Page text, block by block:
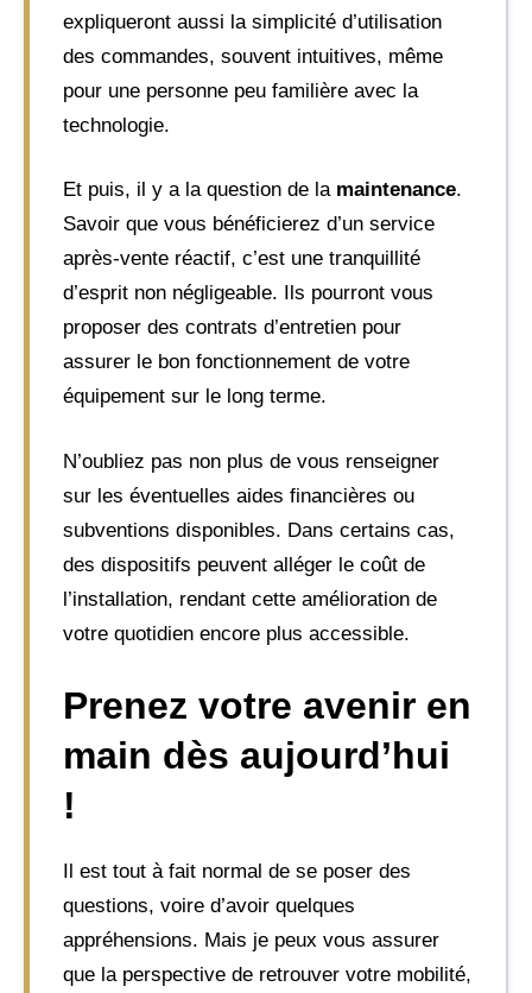
expliqueront aussi la simplicité d’utilisation
des commandes, souvent intuitives, même
pour une personne peu familière avec la
technologie.
Et puis, il y a la question de la maintenance.
Savoir que vous bénéficierez d’un service
après-vente réactif, c’est une tranquillité
d’esprit non négligeable. Ils pourront vous
proposer des contrats d’entretien pour
assurer le bon fonctionnement de votre
équipement sur le long terme.
N’oubliez pas non plus de vous renseigner
sur les éventuelles aides financières ou
subventions disponibles. Dans certains cas,
des dispositifs peuvent alléger le coût de
l’installation, rendant cette amélioration de
votre quotidien encore plus accessible.
Prenez votre avenir en
main dès aujourd’hui
!
Il est tout à fait normal de se poser des
questions, voire d’avoir quelques
appréhensions. Mais je peux vous assurer
que la perspective de retrouver votre mobilité,